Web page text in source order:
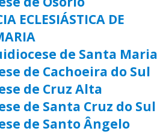
ECLESIÁSTICA DE
de Santa Maria
de Cachoeira do Sul
de Cruz Alta
de Santa Cruz do Sul
de Santo Ângelo